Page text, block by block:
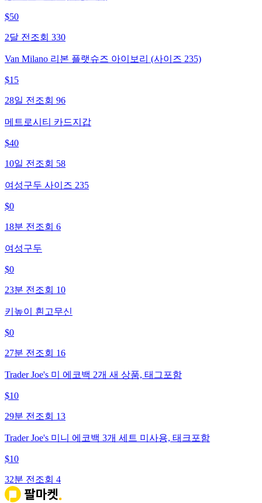
$50
2달 전 조회 330
Van Milano 리본 플랫슈즈 아이보리 (사이즈 235)
$15
28일 전 조회 96
메트로시티 카드지갑
$40
10일 전 조회 58
여성구두 사이즈 235
$0
18분 전 조회 6
여성구두
$0
23분 전 조회 10
키높이 흰고무신
$0
27분 전 조회 16
Trader Joe's 미 에코백 2개 새 상품, 태그포함
$10
29분 전 조회 13
Trader Joe's 미니 에코백 3개 세트 미사용, 태크포함
$10
32분 전 조회 4